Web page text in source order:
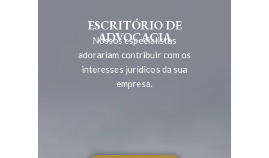
ESCRITÓRIO DE
ADVOCACIA
Nossos especialistas
adorariam contribuir com os
interesses jurídicos da sua
empresa.